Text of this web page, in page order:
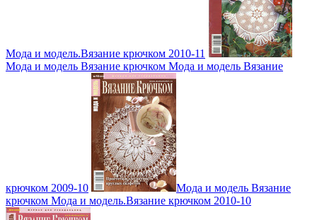
Мода и модель.Вязание крючком 2010-11
Мода и модель Вязание крючком Мода и модель Вязание
крючком 2009-10
Мода и модель Вязание
крючком Мода и модель.Вязание крючком 2010-10